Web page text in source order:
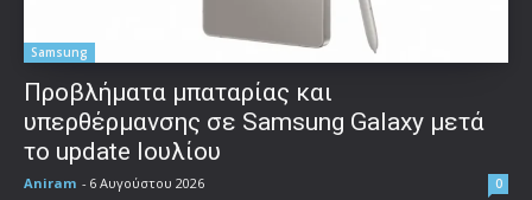
Samsung
Προβλήματα μπαταρίας και
υπερθέρμανσης σε Samsung Galaxy μετά
το update Ιουλίου
Aniram - 6 Αυγούστου 2026 0